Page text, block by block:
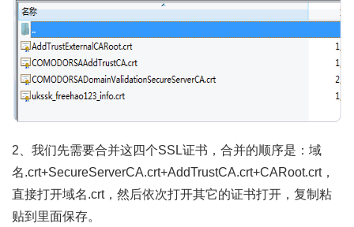
2、我们先需要合并这四个SSL证书，合并的顺序是：域
名.crt+SecureServerCA.crt+AddTrustCA.crt+CARoot.crt，
直接打开域名.crt，然后依次打开其它的证书打开，复制粘
贴到里面保存。